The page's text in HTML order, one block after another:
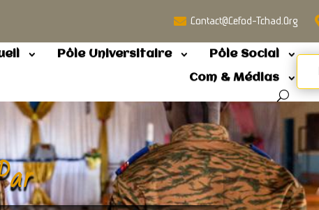
Contact@cefod-Tchad.org
Pôle Universitaire
Pôle Social
Com & Médias